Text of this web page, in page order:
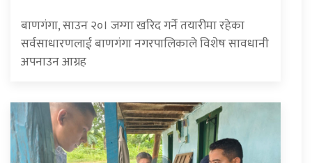
बाणगंगा, साउन २०। जग्गा खरिद गर्ने तयारीमा रहेका
सर्वसाधारणलाई बाणगंगा नगरपालिकाले विशेष सावधानी
अपनाउन आग्रह